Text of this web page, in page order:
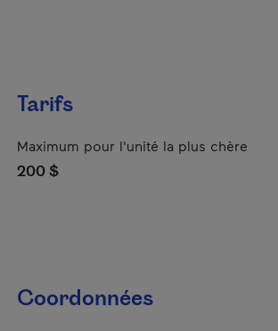
Tarifs
Maximum pour l'unité la plus chère
200 $
Coordonnées